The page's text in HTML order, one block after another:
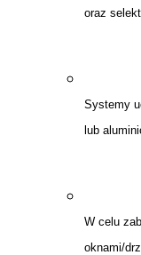
oraz
Systemy
lub
W celu
oknami/